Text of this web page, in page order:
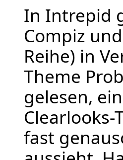
In Intrepid
Compiz
Reihe) in
Theme
gelesen,
fast